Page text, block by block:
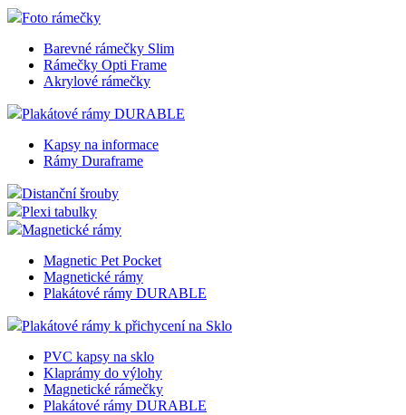
Foto rámečky
Barevné rámečky Slim
Rámečky Opti Frame
Akrylové rámečky
Plakátové rámy DURABLE
Kapsy na informace
Rámy Duraframe
Distanční šrouby
Plexi tabulky
Magnetické rámy
Magnetic Pet Pocket
Magnetické rámy
Plakátové rámy DURABLE
Plakátové rámy k přichycení na Sklo
PVC kapsy na sklo
Klaprámy do výlohy
Magnetické rámečky
Plakátové rámy DURABLE